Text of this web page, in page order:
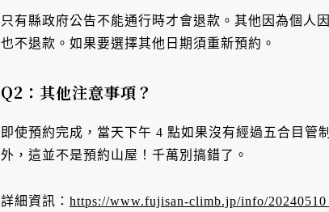
只有縣政府公告不能通行時才會退款。其他因為個人
也不退款。如果要選擇其他日期須重新預約。
Q2：其他注意事項？
即使預約完成，當天下午 4 點如果沒有經過五合目管
外，這並不是預約山屋！千萬別搞錯了。
詳細資訊： https://www.fujisan-climb.jp/info/